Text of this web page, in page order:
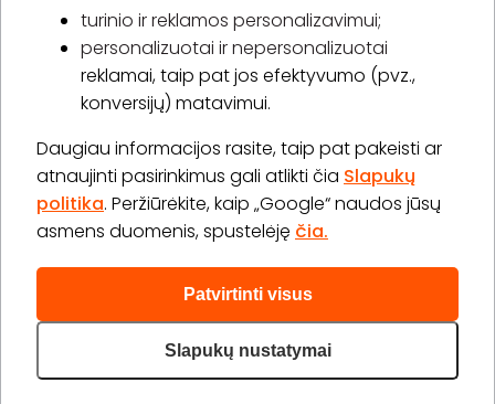
turinio ir reklamos personalizavimui;
personalizuotai ir nepersonalizuotai
reklamai, taip pat jos efektyvumo (pvz.,
konversijų) matavimui.
Daugiau informacijos rasite, taip pat pakeisti ar
atnaujinti pasirinkimus gali atlikti čia Slapukų
politika. Peržiūrėkite, kaip „Google“ naudos jūsų
asmens duomenis, spustelėję čia.
Patvirtinti visus
Slapukų nustatymai
Apie „BookitNow“
Informacija
„GERA DOVANA“ GRUPĖ
2026 © Visos teisės saugomos info@bookitnow.lt, +370
645 03 111
Privatumo politika Svetainės medis